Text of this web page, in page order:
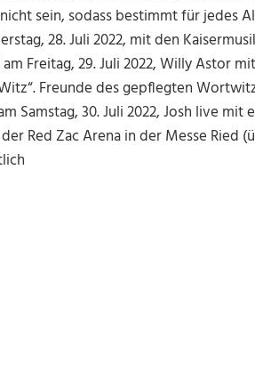
sein, sodass bestimmt für jedes
28. Juli 2022, mit den
Freitag, 29. Juli 2022, Willy Astor
Freunde des gepflegten
Samstag, 30. Juli 2022, Josh live
Red Zac Arena in der Messe Ried